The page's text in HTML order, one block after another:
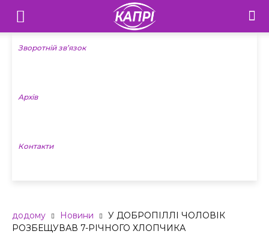
Телебачення
«Капрі»
Новини
Зворотній зв’язок
Архів
Контакти
додому Новини
У ДОБРОПІЛЛІ ЧОЛОВІК
РОЗБЕЩУВАВ 7-РІЧНОГО ХЛОПЧИКА